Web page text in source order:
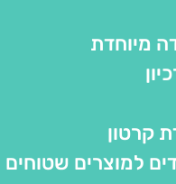
מיוחדת
קרטון
למוצרים שטוחים